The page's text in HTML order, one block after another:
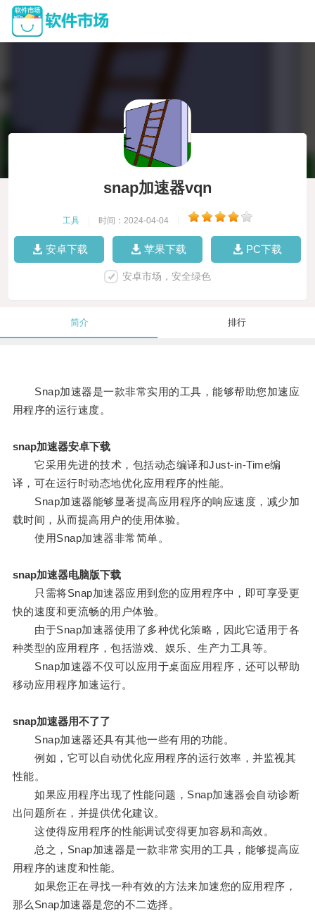
snap加速器vqn
工具 时间：2024-04-04
安卓下载 苹果下载 PC下载
安卓市场，安全绿色
简介 排行
Snap加速器是一款非常实用的工具，能够帮助您加速应
用程序的运行速度。
snap加速器安卓下载
它采用先进的技术，包括动态编译和Just-in-Time编
译，可在运行时动态地优化应用程序的性能。
Snap加速器能够显著提高应用程序的响应速度，减少加
载时间，从而提高用户的使用体验。
使用Snap加速器非常简单。
snap加速器电脑版下载
只需将Snap加速器应用到您的应用程序中，即可享受更
快的速度和更流畅的用户体验。
由于Snap加速器使用了多种优化策略，因此它适用于各
种类型的应用程序，包括游戏、娱乐、生产力工具等。
Snap加速器不仅可以应用于桌面应用程序，还可以帮助
移动应用程序加速运行。
snap加速器用不了了
Snap加速器还具有其他一些有用的功能。
例如，它可以自动优化应用程序的运行效率，并监视其
性能。
如果应用程序出现了性能问题，Snap加速器会自动诊断
出问题所在，并提供优化建议。
这使得应用程序的性能调试变得更加容易和高效。
总之，Snap加速器是一款非常实用的工具，能够提高应
用程序的速度和性能。
如果您正在寻找一种有效的方法来加速您的应用程序，
那么Snap加速器是您的不二选择。